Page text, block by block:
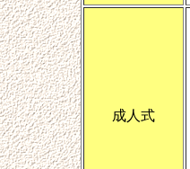
成人式